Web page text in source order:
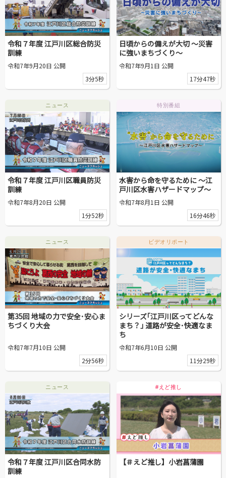
令和７年度 江戸川区総合防災
訓練
令和7年9月20日 公開
3分5秒
日頃からの備えが大切 ～災害
に強いまちづくり～
令和7年9月1日 公開
17分47秒
ニュース
令和７年度 江戸川区職員防災
訓練
令和7年8月20日 公開
1分52秒
特別番組
水害から命を守るために ～江
戸川区水害ハザードマップ～
令和7年8月1日 公開
16分46秒
ニュース
第35回 地域の力で安全･安心ま
ちづくり大会
令和7年7月10日 公開
2分56秒
ビデオリポート
シリーズ｢江戸川区ってどんな
まち？｣ 道路が安全･快適なま
ち
令和7年6月10日 公開
11分29秒
ニュース
令和７年度 江戸川区合同水防
訓練
#えど推し
【＃えど推し】小岩菖蒲園